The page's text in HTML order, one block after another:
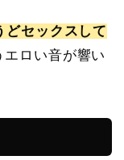
どセックスして
ロい音が響い